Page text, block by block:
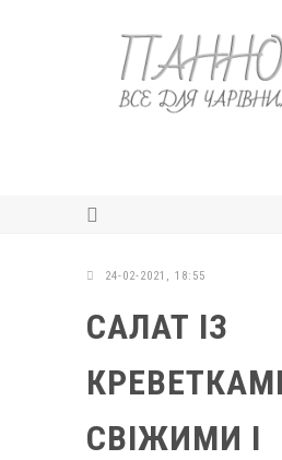
24-02-2021, 18:55
САЛАТ ІЗ
СВІЖИМИ І